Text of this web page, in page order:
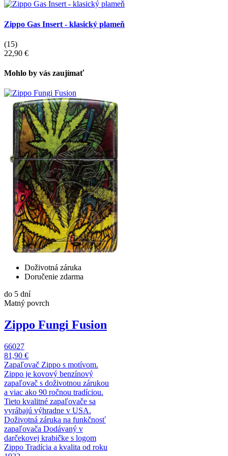
Zippo Gas Insert - klasický plameň
(15)
22,90 €
Mohlo by vás zaujímať
Doživotná záruka
Doručenie zdarma
do 5 dní
Matný povrch
Zippo Fungi Fusion
66027
81,90 €
Zapaľovač Zippo s motívom.
Zippo je kovový benzínový
zapaľovač s doživotnou zárukou
a viac ako 90 ročnou tradíciou.
Tieto kvalitné zapaľovače sa
vyrábajú výhradne v USA.
Doživotná záruka na funkčnosť
zapaľovača Dodávaný v
darčekovej krabičke s logom
Zippo Tradícia a kvalita od roku